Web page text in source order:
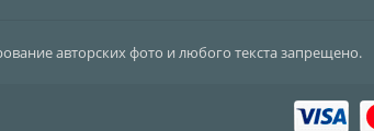
авторских фото и любого текста запрещено.